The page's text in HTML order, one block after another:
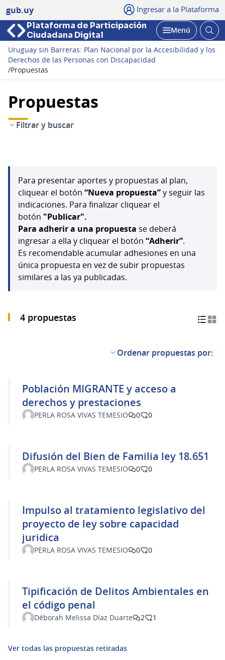
gub.uy Ingresar a la Plataforma
Plataforma de Participación
Ciudadana Digital
Abrir
Menú
Uruguay sin Barreras: Plan Nacional por la Accesibilidad y los
Derechos de las Personas con Discapacidad
/Propuestas
Propuestas
Filtrar y buscar
Para presentar aportes y propuestas al plan,
cliquear el botón “Nueva propuesta”y seguir las
indicaciones. Para finalizar cliquear el
botón "Publicar".
Para adherir a una propuesta se deberá
ingresar a ella y cliquear el botón “Adherir”.
Es recomendable acumular adhesiones en una
única propuesta en vez de subir propuestas
similares a las ya publicadas.
4 propuestas
Ordenar propuestas por:
Población MIGRANTE y acceso a
derechos y prestaciones
PERLA ROSA VIVAS TEMESIO 0 0
Difusión del Bien de Familia ley 18.651
PERLA ROSA VIVAS TEMESIO 0 0
Impulso al tratamiento legislativo del
proyecto de ley sobre capacidad
juridica
PERLA ROSA VIVAS TEMESIO 0 0
Tipificación de Delitos Ambientales en
el código penal
Déborah Melissa Díaz Duarte 2 1
Ver todas las propuestas retiradas